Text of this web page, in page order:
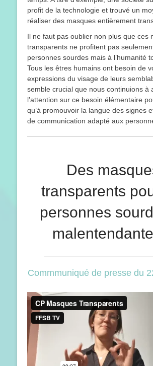
profit de la technologie et trouvé un
réaliser des masques entièrement
Il ne faut pas oublier non plus que ces
transparents ne profitent pas
personnes sourdes mais à l’humanité
Tous les êtres humains ont besoin de
expressions du visage de leurs
semble crucial que nous continuions à
l’attention sur ce besoin élémentaire
qu’à promouvoir la langue des signes
de communication adapté aux
Des
transparents
personnes
Commmuniqué de presse du